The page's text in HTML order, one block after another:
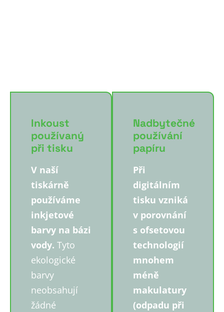
Inkoust
používaný
při tisku
V naší
tiskárně
používáme
inkjetové
barvy na bázi
vody. Tyto
ekologické
barvy
neobsahují
žádné
Nadbytečné
používání
papíru
Při
digitálním
tisku vzniká
v porovnání
s ofsetovou
technologií
mnohem
méně
makulatury
(odpadu při